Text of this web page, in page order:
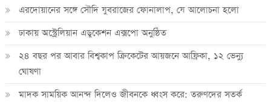
এরদোয়ানের সঙ্গে সৌদি যুবরাজের ফোনালাপ, যে আলোচনা হলো
ঢাকায় অস্ট্রেলিয়ান এডুকেশন এক্সপো অনুষ্ঠিত
২৪ বছর পর আবার বিশ্বকাপ ক্রিকে‌টের আয়জনে আফ্রিকা, ১২ ভেন্যু
ঘোষণা
মাদক সাময়িক আনন্দ দিলেও জীবনকে ধ্বংস করে: তরুণদের সতর্ক